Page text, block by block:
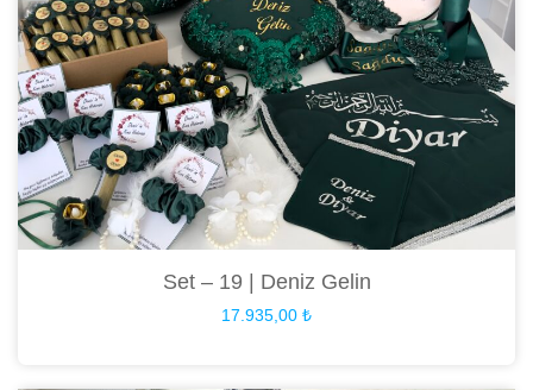
Set – 19 | Deniz Gelin
17.935,00 ₺